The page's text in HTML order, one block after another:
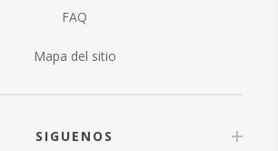
FAQ
Mapa del sitio
SIGUENOS